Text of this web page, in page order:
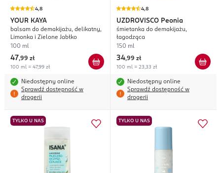
4,8
YOUR KAYA
balsam do demakijażu, delikatny,
Limonka i Zielone Jabłko
100 ml
47,99 zł
100 ml = 47,99 zł
Niedostępny online
Sprawdź dostępność w
drogerii
4,8
UZDROVISCO Peonia
śmietanka do demakijażu,
łagodząca
150 ml
34,99 zł
100 ml = 23,33 zł
Niedostępny online
Sprawdź dostępność w
drogerii
TYLKO U NAS TYLKO U NAS